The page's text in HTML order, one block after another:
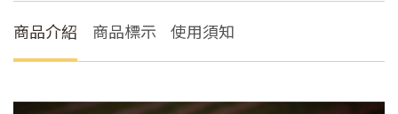
數
量
商品介紹 商品標示 使用須知